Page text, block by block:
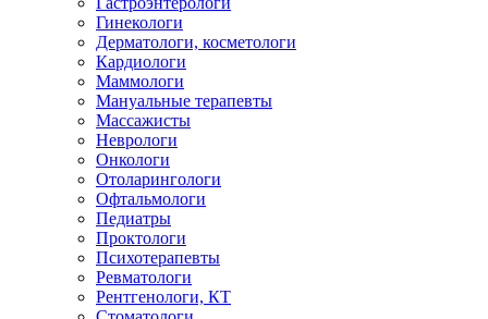
Гинекологи
Дерматологи, косметологи
Кардиологи
Маммологи
Мануальные терапевты
Массажисты
Неврологи
Онкологи
Отоларингологи
Офтальмологи
Педиатры
Проктологи
Психотерапевты
Ревматологи
Рентгенологи, КТ